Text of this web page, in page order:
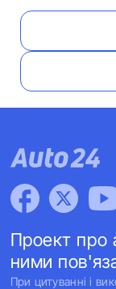
Проект про
ними
При цитуванні і